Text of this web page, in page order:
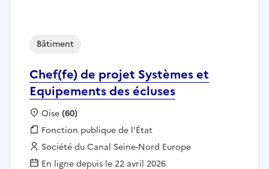
Chef(fe) de projet Systèmes et
Equipements des écluses
Bâtiment
Localisation :
Oise(60)
Fonction publique :
Fonction publique de l'État
Employeur :
Société du Canal Seine-Nord Europe
En ligne depuis le 22 avril 2026